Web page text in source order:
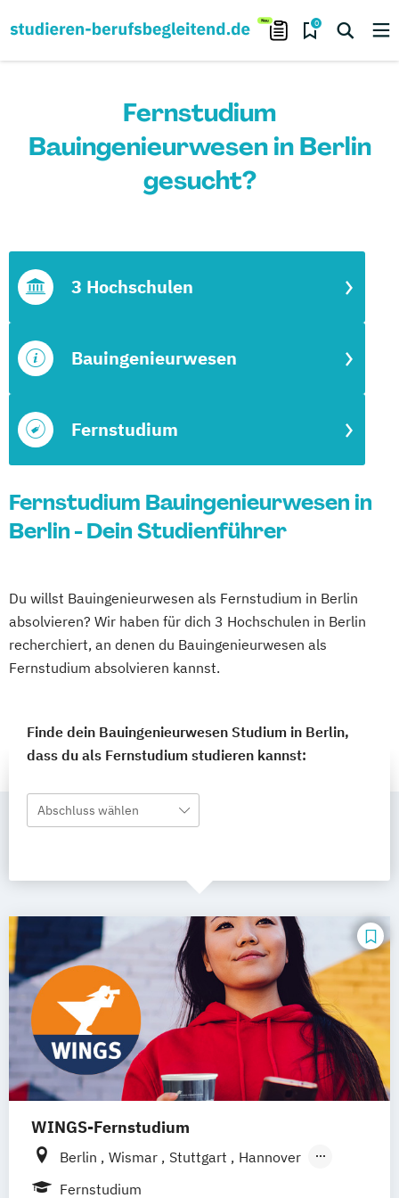
0
Fernstudium
Bauingenieurwesen in Berlin
gesucht?
Fernstudium
Bauingenieurwesen
3 Hochschulen
Fernstudium Bauingenieurwesen in
Berlin - Dein Studienführer
Du willst Bauingenieurwesen als Fernstudium in Berlin
absolvieren? Wir haben für dich 3 Hochschulen in Berlin
recherchiert, an denen du Bauingenieurwesen als
Fernstudium absolvieren kannst.
Finde dein Bauingenieurwesen Studium in Berlin,
dass du als Fernstudium studieren kannst:
Abschluss wählen
WINGS-Fernstudium
Berlin Wismar Stuttgart
Hannover
Leipzig
Frankfurt am Main
Fernstudium